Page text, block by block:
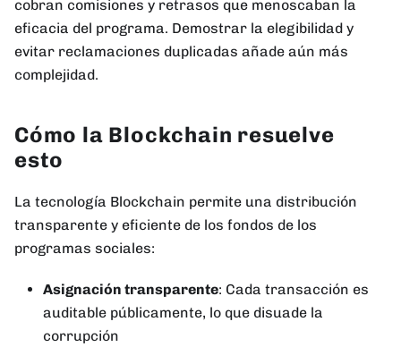
cobran comisiones y retrasos que menoscaban la
eficacia del programa. Demostrar la elegibilidad y
evitar reclamaciones duplicadas añade aún más
complejidad.
Cómo la Blockchain resuelve
esto
La tecnología Blockchain permite una distribución
transparente y eficiente de los fondos de los
programas sociales:
Asignación transparente: Cada transacción es
auditable públicamente, lo que disuade la
corrupción